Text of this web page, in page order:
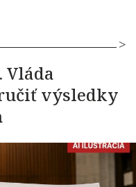
Vláda
výsledky